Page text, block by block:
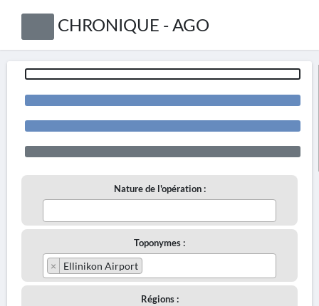
CHRONIQUE - AGO
Nature de l'opération :
Toponymes :
× Ellinikon Airport
Régions :